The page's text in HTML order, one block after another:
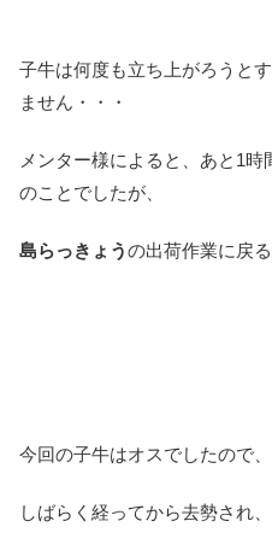
子牛は何度も立ち上がろうと
ません・・・
メンター様によると、あと1
のことでしたが、
島らっきょうの出荷作業に戻る
今回の子牛はオスでしたので、
しばらく経ってから去勢され